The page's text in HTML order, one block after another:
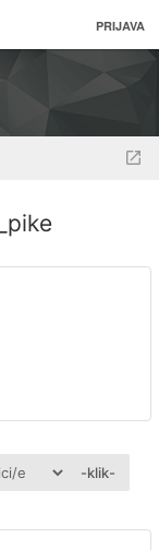
PRIJAVA
-klik-